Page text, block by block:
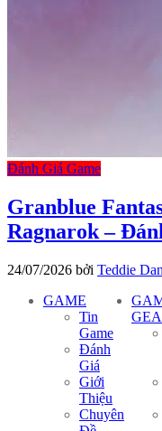
Đánh Giá Game
Granblue
Ragnarok –
24/07/2026 bởi Teddie
GAME
Tin
Game
Đánh
Giá
Giới
Thiệu
Chuyên